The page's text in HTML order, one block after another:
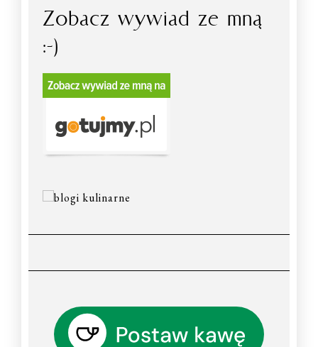
Zobacz wywiad ze mną
:-)